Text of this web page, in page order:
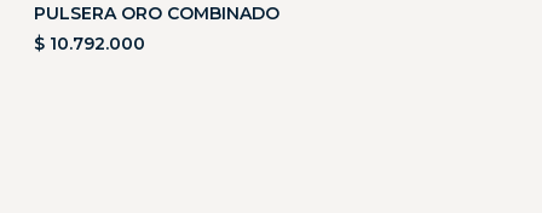
PULSERA ORO COMBINADO
$ 10.792.000